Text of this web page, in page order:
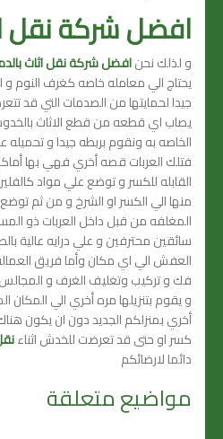
افضل شركة نقل
و لذلك نحنافضل شركة نقل اثاث
يحتاج الي معامله خاصه كغرف النوم و
جيدا لحمايتها من الصدمات التي قد
يصاب اي قطعه من قطع الاثاث بالخدوش
الخاصه به ونقوم بربطه جيدا و تحميله
فتلك العربات قصه أخري فهي بها
القابله للكسر و توضع علي مواد
منها الي الكسر او الشرخ و من ثم
المغلفه من قبل داخل العربات ذو
سائقين محترفين و علي درايه عالية
العفش الي اي مكان وأما فريق
فك و تركيب وتغليف الغرف و المجالس
و يقوم بتنزيلها مره أخري الي المكان
أخري بمنزلكم الجديد دون ان يكون
كسر او حتى قد تعرضت للخدش اثناء
دائما لارضائكم
مواضيع متعلقة